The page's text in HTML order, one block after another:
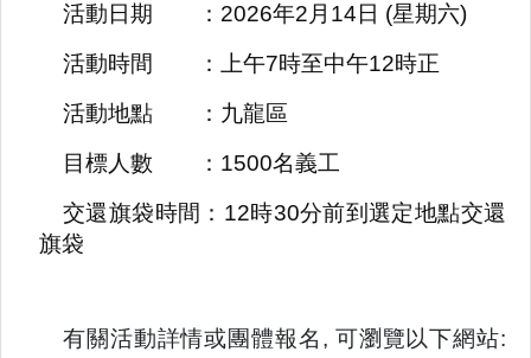
活動日期 ：2026年2月14日 (星期六)
活動時間 ：上午7時至中午12時正
活動地點 ：九龍區
目標人數 ：1500名義工
交還旗袋時間：12時30分前到選定地點交還
旗袋
有關活動詳情或團體報名, 可瀏覽以下網站: